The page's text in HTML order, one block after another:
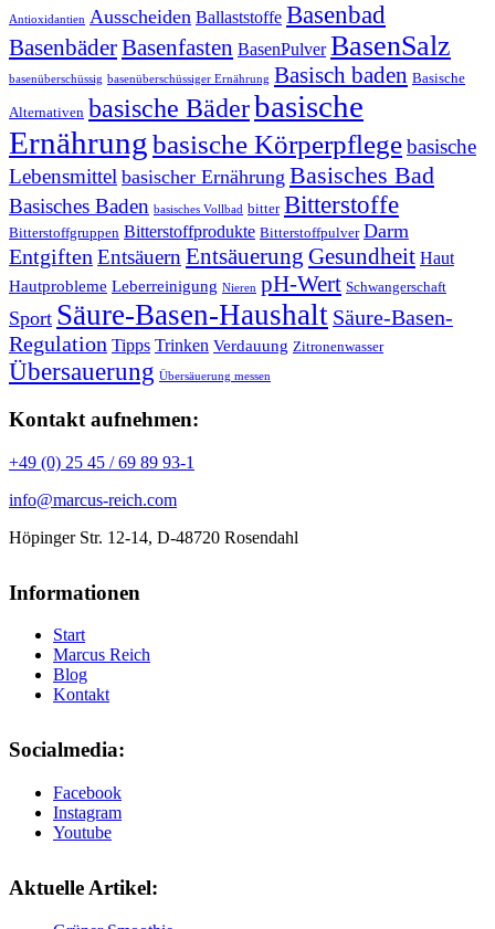
Antioxidantien Ausscheiden Ballaststoffe Basenbad
BasenbäderBasenfasten BasenPulver BasenSalz
basenüberschüssig basenüberschüssiger Ernährung Basisch baden Basische
Alternativen basische Bäderbasische
Ernährungbasische Körperpflegebasische
Lebensmittel basischer Ernährung Basisches Bad
Basisches Baden basisches Vollbad bitter Bitterstoffe
Bitterstoffgruppen Bitterstoffprodukte Bitterstoffpulver Darm
EntgiftenEntsäuernEntsäuerung Gesundheit Haut
Hautprobleme Leberreinigung Nieren pH-Wert Schwangerschaft
Sport Säure-Basen-Haushalt Säure-Basen-
Regulation Tipps Trinken Verdauung Zitronenwasser
Übersauerung Übersäuerung messen
Kontakt aufnehmen:
+49 (0) 25 45 / 69 89 93-1
info@marcus-reich.com
Höpinger Str. 12-14, D-48720 Rosendahl
Informationen
Start
Marcus Reich
Blog
Kontakt
Socialmedia:
Facebook
Instagram
Youtube
Aktuelle Artikel: